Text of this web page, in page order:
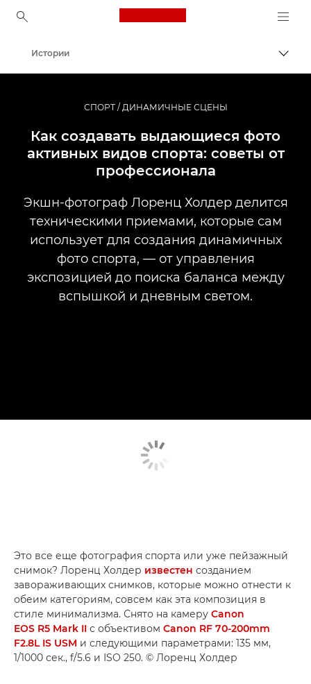
Canon Logo, back to
Профессиональная фото- и видеосъемка
Истории
СПОРТ / ДИНАМИЧНЫЕ СЦЕНЫ
Как создавать выдающиеся фото
активных видов спорта: советы от
профессионала
Экшн-фотограф Лоренц Холдер делится
техническими приемами, которые сам
использует для создания динамичных
фото спорта, — от управления
экспозицией до поиска баланса между
вспышкой и дневным светом.
Это все еще фотография спорта или уже пейзажный
снимок? Лоренц Холдер известен созданием
завораживающих снимков, которые можно отнести к
обеим категориям, совсем как эта композиция в
стиле минимализма. Снято на камеру Canon
EOS R5 Mark II с объективом Canon RF 70-200mm
F2.8L IS USM и следующими параметрами: 135 мм,
1/1000 сек., f/5.6 и ISO 250. © Лоренц Холдер